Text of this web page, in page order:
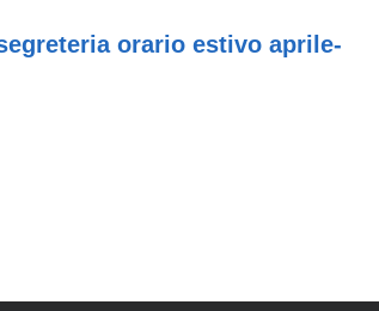
orario estivo aprile-